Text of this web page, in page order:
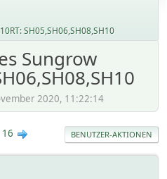
SH05,SH06,SH08,SH10
Sungrow
2020, 11:22:14
16 BENUTZER-AKTIONEN